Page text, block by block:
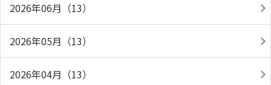
2026年06月（13）
2026年05月（13）
2026年04月（13）